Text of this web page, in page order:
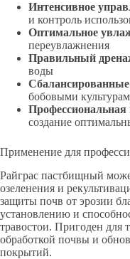
Интенсивное
и контроль
Оптимальное
переувлажнения
Правильный
воды
Сбалансированные
бобовыми
Профессиональная
создание
Применение для
Райграс пастбищный
озеленения и
защиты почв от эрозии
установлению и
травостои. Пригоден для
обработкой почвы и
покрытий.